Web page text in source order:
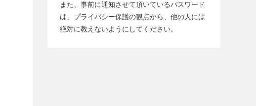
また、事前に通知させて頂いているパスワード
は、プライバシー保護の観点から、他の人には
絶対に教えないようにしてください。